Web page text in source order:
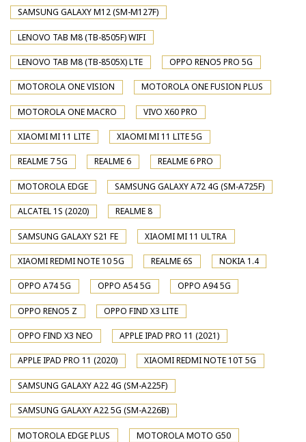
SAMSUNG GALAXY M12 (SM-M127F)
LENOVO TAB M8 (TB-8505F) WIFI
LENOVO TAB M8 (TB-8505X) LTE OPPO RENO5 PRO 5G
MOTOROLA ONE VISION MOTOROLA ONE FUSION PLUS
MOTOROLA ONE MACRO VIVO X60 PRO
XIAOMI MI 11 LITE XIAOMI MI 11 LITE 5G
REALME 7 5G REALME 6 REALME 6 PRO
MOTOROLA EDGE SAMSUNG GALAXY A72 4G (SM-A725F)
ALCATEL 1S (2020) REALME 8
SAMSUNG GALAXY S21 FE XIAOMI MI 11 ULTRA
XIAOMI REDMI NOTE 10 5G REALME 6S NOKIA 1.4
OPPO A74 5G OPPO A54 5G OPPO A94 5G
OPPO RENO5 Z OPPO FIND X3 LITE
OPPO FIND X3 NEO APPLE IPAD PRO 11 (2021)
APPLE IPAD PRO 11 (2020) XIAOMI REDMI NOTE 10T 5G
SAMSUNG GALAXY A22 4G (SM-A225F)
SAMSUNG GALAXY A22 5G (SM-A226B)
MOTOROLA EDGE PLUS MOTOROLA MOTO G50